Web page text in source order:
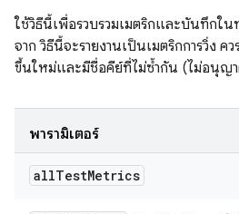
ใช้วิธีนี้เพื่อรวบรวมเมตริกและบันทึกใ
จาก วิธีนี้จะรายงานเป็นเมตริกการวิ่ง ค
ขึ้นใหม่และมีชื่อคีย์ที่ไม่ซ้ำกัน (ไม่อนุญ
พารามิเตอร์
allTestMetrics